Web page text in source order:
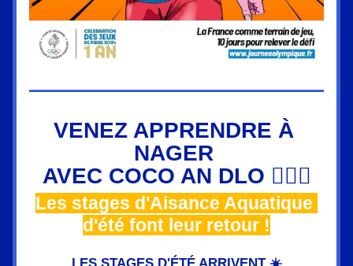
VENEZ APPRENDRE À
NAGER
AVEC COCO AN DLO 🏊🏽‍♂️
Les stages d'Aisance Aquatique
d'été font leur retour !